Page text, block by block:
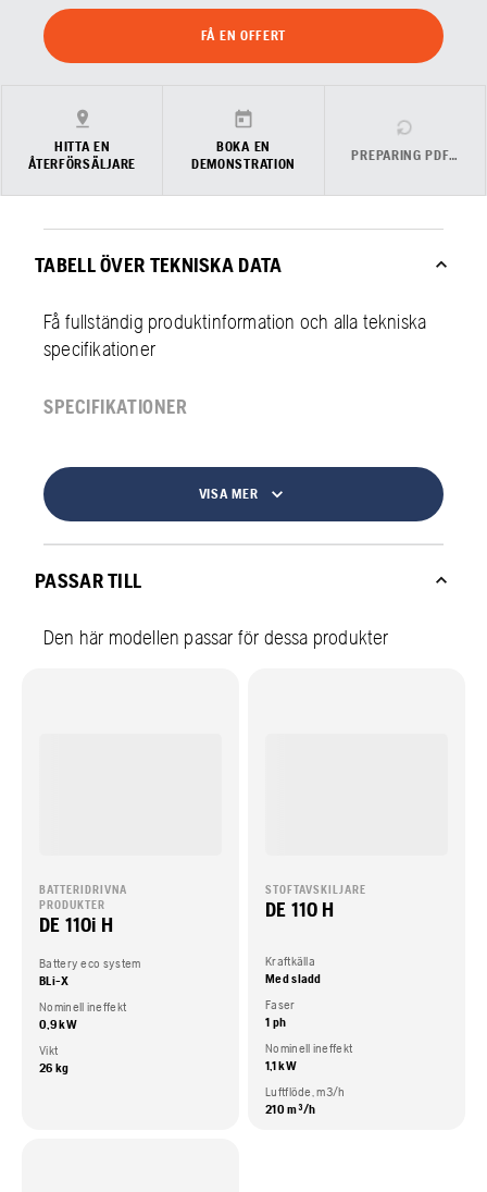
FÅ EN OFFERT
HITTA EN
ÅTERFÖRSÄLJARE
BOKA EN
DEMONSTRATION
PREPARING PDF…
TABELL ÖVER TEKNISKA DATA
Få fullständig produktinformation och alla tekniska
specifikationer
SPECIFIKATIONER
VISA MER
PASSAR TILL
Den här modellen passar för dessa produkter
BATTERIDRIVNA
PRODUKTER
DE 110i H
Battery eco system
BLi-X
Nominell ineffekt
0,9 kW
Vikt
26 kg
STOFTAVSKILJARE
DE 110 H
Kraftkälla
Med sladd
Faser
1 ph
Nominell ineffekt
1,1 kW
Luftflöde, m3/h
210 m³/h